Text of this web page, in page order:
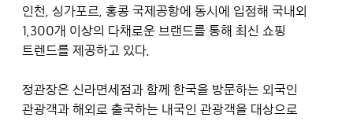
인천, 싱가포르, 홍콩 국제공항에 동시에 입점해 국내외
1,300개 이상의 다채로운 브랜드를 통해 최신 쇼핑
트렌드를 제공하고 있다.
정관장은 신라면세점과 함께 한국을 방문하는 외국인
관광객과 해외로 출국하는 내국인 관광객을 대상으로